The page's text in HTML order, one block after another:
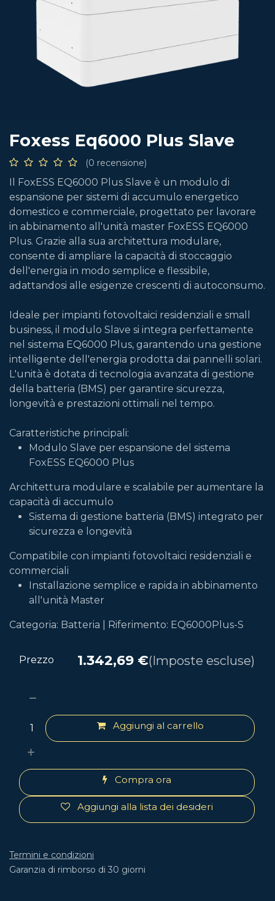
Foxess Eq6000 Plus Slave
(0 recensione)
Il FoxESS EQ6000 Plus Slave è un modulo di
espansione per sistemi di accumulo energetico
domestico e commerciale, progettato per lavorare
in abbinamento all'unità master FoxESS EQ6000
Plus. Grazie alla sua architettura modulare,
consente di ampliare la capacità di stoccaggio
dell'energia in modo semplice e flessibile,
adattandosi alle esigenze crescenti di autoconsumo.
Ideale per impianti fotovoltaici residenziali e small
business, il modulo Slave si integra perfettamente
nel sistema EQ6000 Plus, garantendo una gestione
intelligente dell'energia prodotta dai pannelli solari.
L'unità è dotata di tecnologia avanzata di gestione
della batteria (BMS) per garantire sicurezza,
longevità e prestazioni ottimali nel tempo.
Caratteristiche principali:
Modulo Slave per espansione del sistema
FoxESS EQ6000 Plus
Architettura modulare e scalabile per aumentare la
capacità di accumulo
Sistema di gestione batteria (BMS) integrato per
sicurezza e longevità
Compatibile con impianti fotovoltaici residenziali e
commerciali
Installazione semplice e rapida in abbinamento
all'unità Master
Categoria: Batteria | Riferimento: EQ6000Plus-S
Aggiungi al carrello
Compra ora
Aggiungi alla lista dei desideri
Prezzo 1.342,69 €(Imposte escluse)
Termini e condizioni
Garanzia di rimborso di 30 giorni